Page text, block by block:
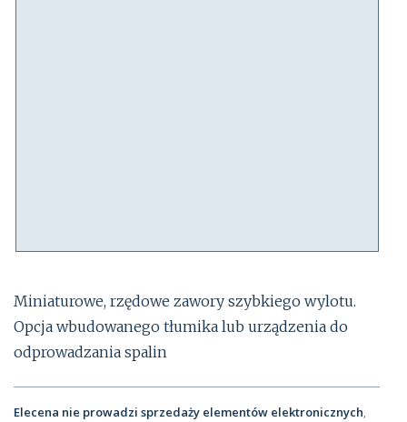
Miniaturowe, rzędowe zawory szybkiego wylotu.
Opcja wbudowanego tłumika lub urządzenia do
odprowadzania spalin
Elecena nie prowadzi sprzedaży elementów elektronicznych,